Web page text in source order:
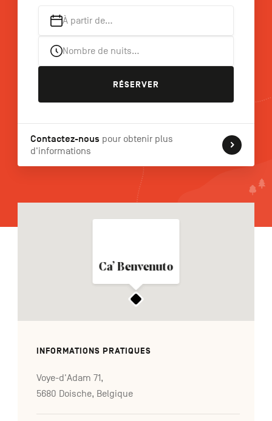
NL
secondaire
À partir de…
Nombre de nuits…
RÉSERVER
Contactez-nous pour obtenir plus
d'informations
Ca’ Benvenuto
INFORMATIONS PRATIQUES
Voye-d'Adam 71,
5680 Doische, Belgique